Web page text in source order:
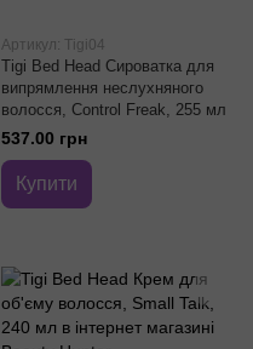
Артикул: Tigi04
Tigi Bed Head Сироватка для
випрямлення неслухняного
волосся, Control Freak, 255 мл
537.00 грн
Купити